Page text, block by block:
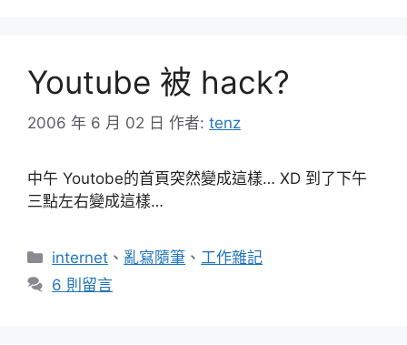
Youtube 被 hack?
2006 年 6 月 02 日 作者: tenz
中午 Youtobe的首頁突然變成這樣… XD 到了下午
三點左右變成這樣…
分
類
internet 、 亂寫隨筆 、 工作雜記
6 則留言